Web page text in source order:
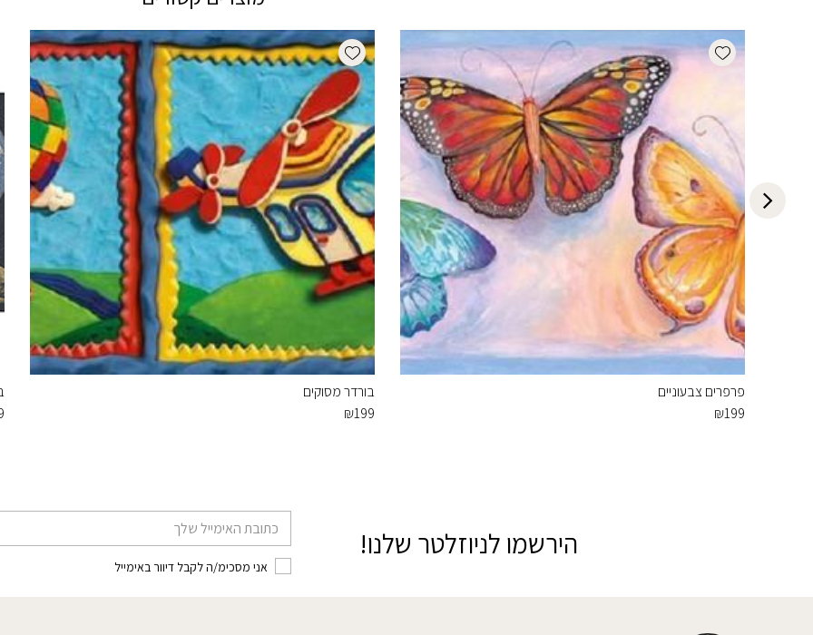
Add wishlist
פרפרים צבעוניים
₪199
Add wishlist
בורדר מסוקים
₪199
הירשמו לניוזלטר שלנו!
אני מסכימ/ה לקבל דיוור באימייל